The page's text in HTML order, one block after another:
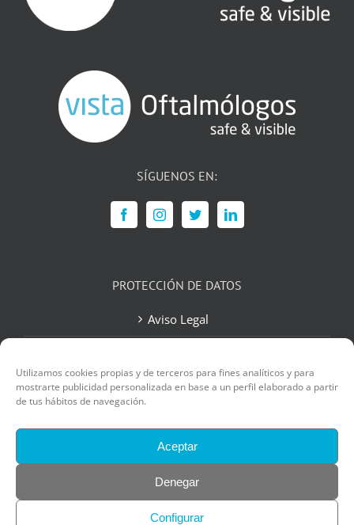
Utilizamos cookies propias y de terceros para fines analíticos y para
mostrarte publicidad personalizada en base a un perfil elaborado a partir
de tus hábitos de navegación.
Aceptar
Denegar
Configurar
SÍGUENOS EN:
PROTECCIÓN DE DATOS
Aviso Legal
Política de Cookies